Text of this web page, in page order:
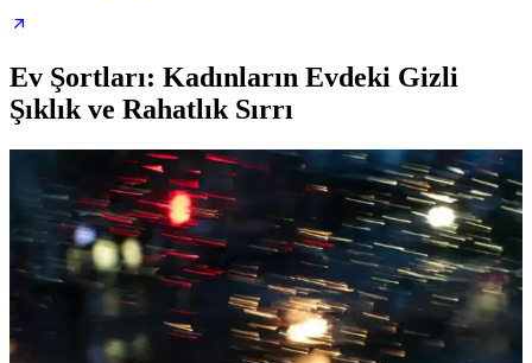
Ev Şortları: Kadınların Evdeki Gizli
Şıklık ve Rahatlık Sırrı